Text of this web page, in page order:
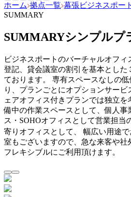
ホーム 拠点一覧 幕張ビジネスポート
SUMMARY
SUMMARYシンプルプ
ビジネスポートのバーチャルオフィ
登記、貸会議室の割引を基本とした
ております。 専有スペースなしの
り、プランごとにオプションサービ
ェアオフィス付きプランでは独立
備中の作業スペースとして、個人事
ス・SOHOオフィスとして営業担当
寄りオフィスとして、 幅広い用途
室もございますので、急な来客や社
フレキシブルにご利用頂けます。